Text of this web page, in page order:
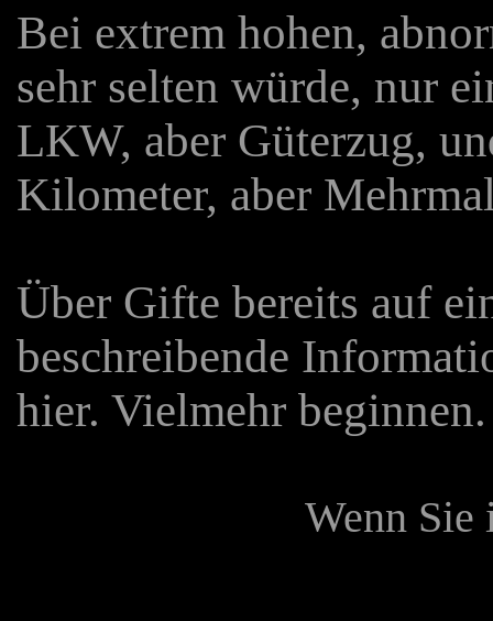
Bei extrem hohen,
sehr selten würde, nur
LKW, aber Güterzug,
Kilometer, aber
Über Gifte bereits auf
beschreibende
hier. Vielmehr
Wenn Sie